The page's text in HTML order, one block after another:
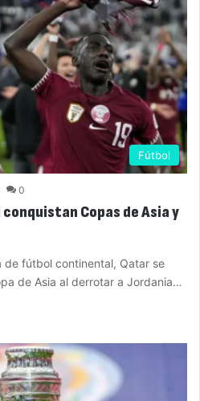
Fútbol
0
Copas de Asia y
de fútbol continental, Qatar se
de Asia al derrotar a Jordania…